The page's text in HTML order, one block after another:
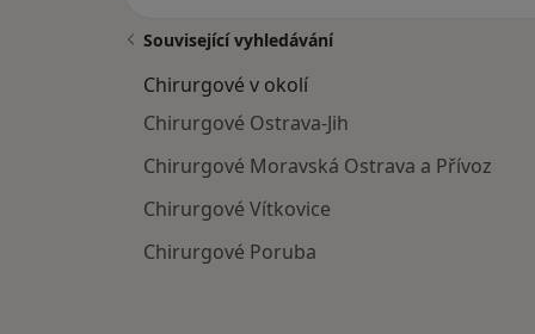
Související vyhledávání
Chirurgové v okolí
Chirurgové Ostrava-Jih
Chirurgové Moravská Ostrava a Přívoz
Chirurgové Vítkovice
Chirurgové Poruba